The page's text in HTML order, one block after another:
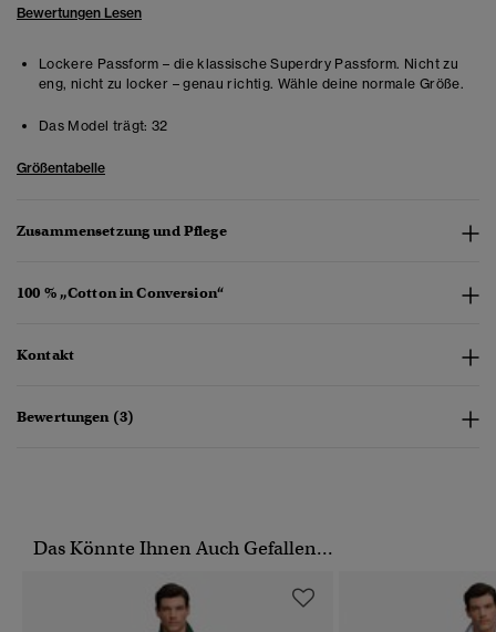
Bewertungen Lesen
Lockere Passform – die klassische Superdry Passform. Nicht zu
eng, nicht zu locker – genau richtig. Wähle deine normale Größe.
Das Model trägt: 32
Größentabelle
Zusammensetzung und Pflege
100 % „Cotton in Conversion“
Kontakt
Bewertungen (3)
Das Könnte Ihnen Auch Gefallen...